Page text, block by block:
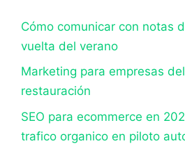
Cómo comunicar con notas
vuelta del verano
Marketing para empresas
restauración
SEO para ecommerce en
trafico organico en piloto